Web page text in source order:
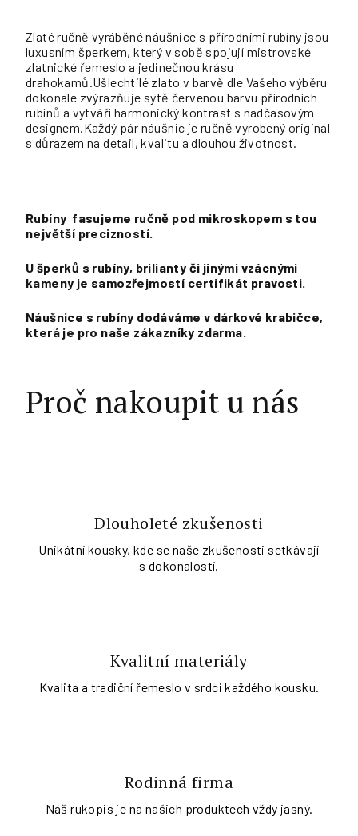
Zlaté ručně vyráběné náušnice s přírodními rubíny jsou
luxusním šperkem, který v sobě spojují mistrovské
zlatnické řemeslo a jedinečnou krásu
drahokamů.Ušlechtilé zlato v barvě dle Vašeho výběru
dokonale zvýrazňuje sytě červenou barvu přírodních
rubínů a vytváří harmonický kontrast s nadčasovým
designem.Každý pár náušnic je ručně vyrobený originál
s důrazem na detail, kvalitu a dlouhou životnost.
Rubíny fasujeme ručně pod mikroskopem s tou
největší precizností.
U šperků s rubíny, brilianty či jinými vzácnými
kameny je samozřejmostí certifikát pravosti.
Náušnice s rubíny dodáváme v dárkové krabičce,
která je pro naše zákazníky zdarma.
Proč nakoupit u nás
Dlouholeté zkušenosti
Unikátní kousky, kde se naše zkušenosti setkávají
s dokonalostí.
Kvalitní materiály
Kvalita a tradiční řemeslo v srdci každého kousku.
Rodinná firma
Náš rukopis je na našich produktech vždy jasný.